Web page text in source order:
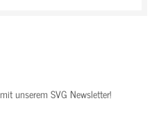
unserem SVG Newsletter!